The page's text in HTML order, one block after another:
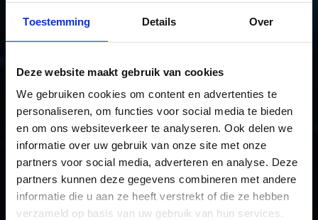
Toestemming Details Over
Deze website maakt gebruik van cookies
We gebruiken cookies om content en advertenties te
personaliseren, om functies voor social media te bieden
en om ons websiteverkeer te analyseren. Ook delen we
informatie over uw gebruik van onze site met onze
partners voor social media, adverteren en analyse. Deze
partners kunnen deze gegevens combineren met andere
informatie die u aan ze heeft verstrekt of die ze hebben
verzameld op basis van uw gebruik van hun services.
Financiering als sleutel tot de
energietransitie
16 september 2026
RESERVEER TICKETS
IK WIL ME INSCHRIJVEN